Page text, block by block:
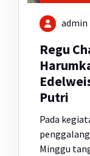
admin
Regu
Putri
Pada
Minggu